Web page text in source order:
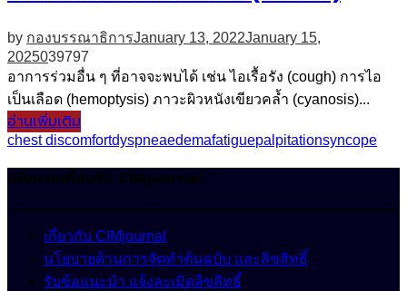
by กองบรรณาธิการJanuary 13, 2022January 15,
2025039797
อาการร่วมอื่น ๆ ที่อาจจะพบได้ เช่น ไอเรื้อรัง (cough) การไอ
เป็นเลือด (hemoptysis) ภาวะผิวหนังเขียวคล้ำ (cyanosis)...
อ่านเพิ่มเติม
chest discomfortdyspneaedemafatiguepalpitationsyncope
นโยบายเกี่ยวกับ CIMjournal
เกี่ยวกับ CIMjournal
นโยบายด้านการจัดทำต้นฉบับ และลิขสิทธิ์
รับข้อแนะนำ แจ้งละเมิดลิขสิทธิ์